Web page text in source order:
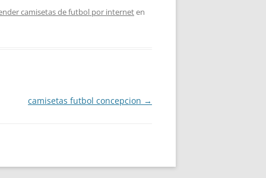
camisetas de futbol por interneten
camisetas futbol concepcion →